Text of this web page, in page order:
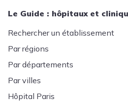
Le Guide : hôpitaux et
Rechercher un établissement
Par régions
Par départements
Par villes
Hôpital Paris